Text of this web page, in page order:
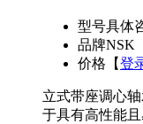
型号具体
品牌NSK
价格 【登
立式带座调心
于具有高性能